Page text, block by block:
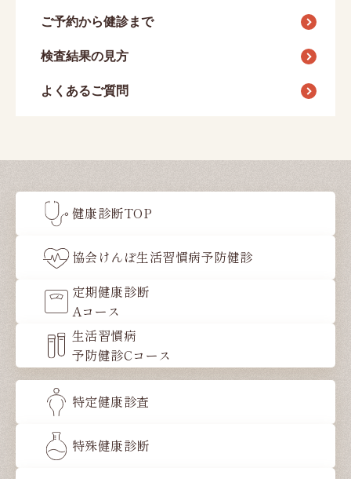
ご予約から健診まで
検査結果の見方
よくあるご質問
健康診断TOP
協会けんぽ生活習慣病予防健診
定期健康診断
Aコース
生活習慣病
予防健診Cコース
特定健康診査
特殊健康診断